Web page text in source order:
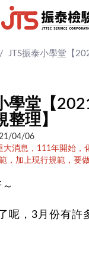
/ JTS振泰小學堂【
學堂【
整理】
04/06
大消息，111年開始，
，加上現行規範，要
呢，3月份有許